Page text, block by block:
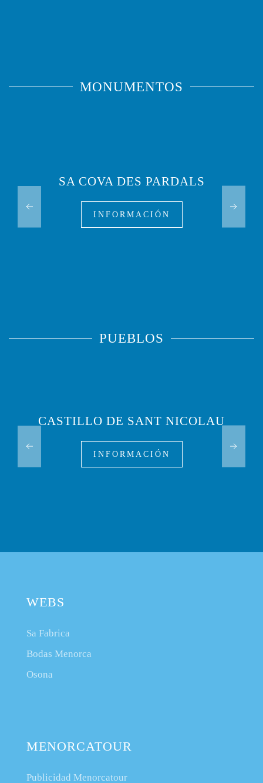
MONUMENTOS
SA COVA DES PARDALS
INFORMACIÓN
PUEBLOS
CASTILLO DE SANT NICOLAU
INFORMACIÓN
WEBS
Sa Fabrica
Bodas Menorca
Osona
MENORCATOUR
Publicidad Menorcatour